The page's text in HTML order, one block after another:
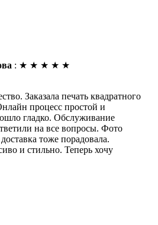
: ★ ★ ★ ★ ★
Заказала печать квадратного
процесс простой и
гладко. Обслуживание
на все вопросы. Фото
тоже порадовала.
и стильно. Теперь хочу